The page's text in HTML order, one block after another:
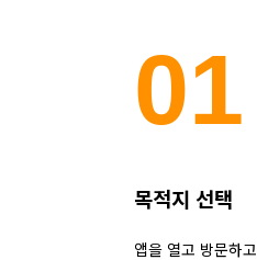
01
목적지 선택
앱을 열고 방문하